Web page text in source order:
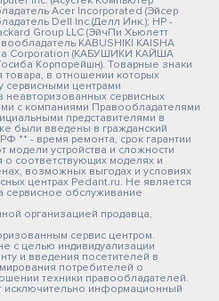
Acer Incorporated (Эйсер
Dell Inc.(Делл Инк.); HP -
Group LLC (ЭйчПи Хьюлетт
KABUSHIKI KAISHA
Corporation (КАБУШИКИ КАЙША
Корпорейшн). Товарные знаки
товара, в отношении которых
сервисными центрами
неавторизованных сервисных
с компаниями Правообладателями
представителями в
были введены в гражданский
** - время ремонта, срок гарантии
модели устройства и сложности
соответствующих моделях и
возможных выгодах и условиях
центрах Pedant.ru. Не является
обслуживание
организацией продавца,
сервис центром.
с целью индивидуализации
и введения посетителей в
потребителей о
техники правообладателей.
исключительно информационный